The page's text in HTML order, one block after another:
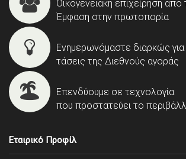
Οικογενειακή επιχείρηση
Έμφαση στην πρωτοπορία
Ενημερωνόμαστε διαρκώς για
τάσεις της Διεθνούς αγοράς
Επενδύουμε σε τεχνολογία
που προστατεύει το
Εταιρικό Προφίλ